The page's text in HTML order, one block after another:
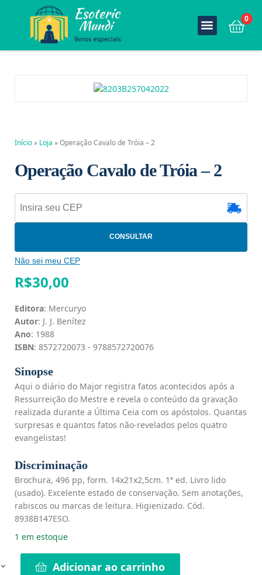
0
Início» Loja »Operação Cavalo de Tróia – 2
Operação Cavalo de Tróia – 2
CONSULTAR
Não sei meu CEP
R$30,00
Editora: Mercuryo
Autor: J. J. Benítez
Ano: 1988
ISBN: 8572720073 - 9788572720076
Sinopse
Aqui o diário do Major registra fatos acontecidos após a
Ressurreição do Mestre e revela o conteúdo da gravação
realizada durante a Última Ceia com os apóstolos. Quantas
surpresas e quantos fatos não-revelados pelos quatro
evangelistas!
Discriminação
Brochura, 496 pp, form. 14x21x2,5cm. 1ª ed. Livro lido
(usado). Excelente estado de conservação. Sem anotações,
rabiscos ou marcas de leitura. Higienizado. Cód.
8938B147ESO.
1 em estoque
Adicionar ao carrinho